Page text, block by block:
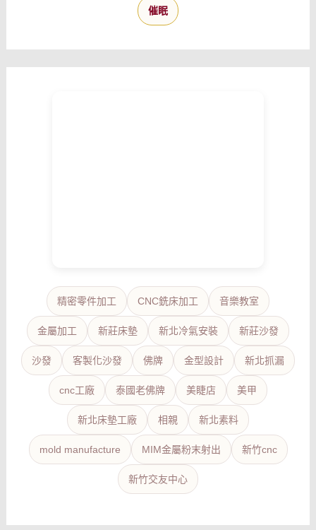
催眠
精密零件加工 CNC銑床加工 音樂教室
金屬加工 新莊床墊 新北冷氣安裝 新莊沙發
沙發 客製化沙發 佛牌 金型設計 新北抓漏
cnc工廠 泰國老佛牌 美睫店 美甲
新北床墊工廠 相親 新北素料
mold manufacture MIM金屬粉末射出 新竹cnc
新竹交友中心